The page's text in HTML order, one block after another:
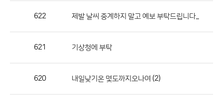
공
622 제발 날씨 중계하지 말고 예보 부탁드립니다...
621 기상청에 부탁
620 내일낮기온 몇도까지오나여 (2)